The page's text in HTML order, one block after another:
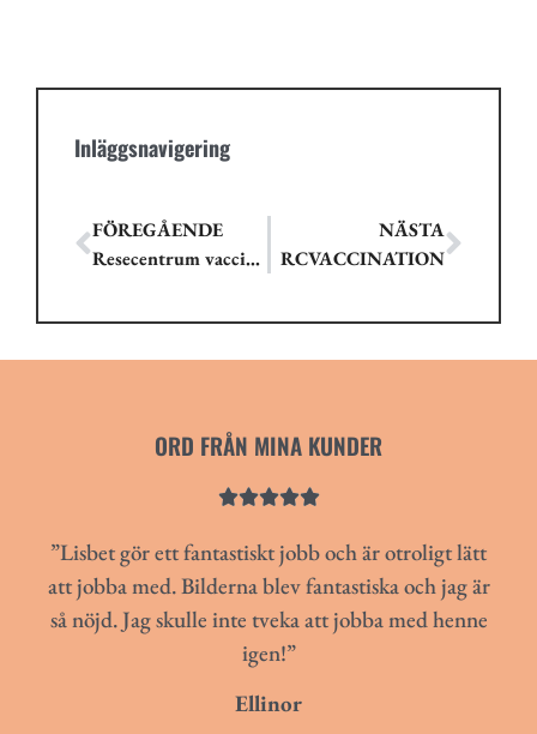
Inläggsnavigering
FÖREGÅENDE
Resecentrum vaccinationer
NÄSTA
RCVACCINATION
ORD FRÅN MINA KUNDER

”Lisbet gör ett fantastiskt jobb och är otroligt lätt
att jobba med. Bilderna blev fantastiska och jag är
så nöjd. Jag skulle inte tveka att jobba med henne
igen!”
Ellinor